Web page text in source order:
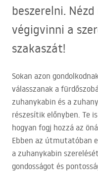
beszerelni.
végigvinni a
szakaszát!
Sokan azon
válasszanak a
zuhanykabin és a
részesítik előnyben. Te
hogyan fogj hozzá az
Ebben az útmutatóban
a zuhanykabin
gondosságot és